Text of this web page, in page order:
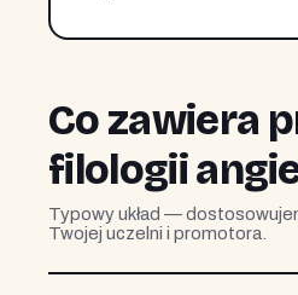
Co zawiera
filologii
Typowy układ —
Twojej uczelni i promotora.